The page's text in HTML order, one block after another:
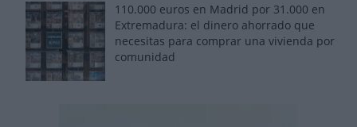
110.000 euros en Madrid por 31.000 en
Extremadura: el dinero ahorrado que
necesitas para comprar una vivienda por
comunidad